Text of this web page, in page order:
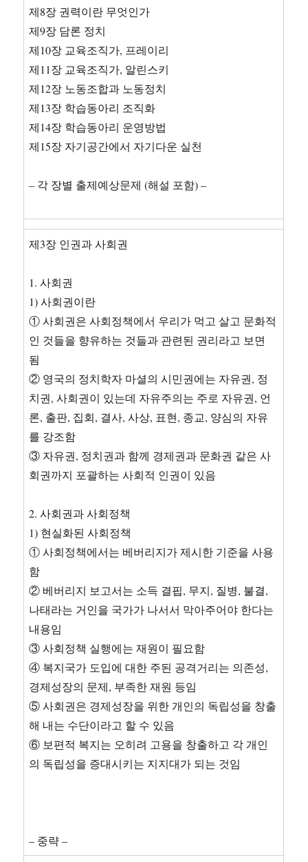
의
간
호
필
기
시
족
92
제8장 권력이란 무엇인가
제9장 담론 정치
제10장 교육조직가, 프레이리
제11장 교육조직가, 알린스키
제12장 노동조합과 노동정치
제13장 학습동아리 조직화
제14장 학습동아리 운영방법
제15장 자기공간에서 자기다운 실천
– 각 장별 출제예상문제 (해설 포함) –
제3장 인권과 사회권
1. 사회권
1) 사회권이란
① 사회권은 사회정책에서 우리가 먹고 살고 문화적
인 것들을 향유하는 것들과 관련된 권리라고 보면
됨
② 영국의 정치학자 마셜의 시민권에는 자유권, 정
치권, 사회권이 있는데 자유주의는 주로 자유권, 언
론, 출판, 집회, 결사, 사상, 표현, 종교, 양심의 자유
를 강조함
③ 자유권, 정치권과 함께 경제권과 문화권 같은 사
회권까지 포괄하는 사회적 인권이 있음
2. 사회권과 사회정책
1) 현실화된 사회정책
① 사회정책에서는 베버리지가 제시한 기준을 사용
함
② 베버리지 보고서는 소득 결핍, 무지, 질병, 불결,
나태라는 거인을 국가가 나서서 막아주어야 한다는
내용임
③ 사회정책 실행에는 재원이 필요함
④ 복지국가 도입에 대한 주된 공격거리는 의존성,
경제성장의 문제, 부족한 재원 등임
⑤ 사회권은 경제성장을 위한 개인의 독립성을 창출
해 내는 수단이라고 할 수 있음
⑥ 보편적 복지는 오히려 고용을 창출하고 각 개인
의 독립성을 증대시키는 지지대가 되는 것임
– 중략 –